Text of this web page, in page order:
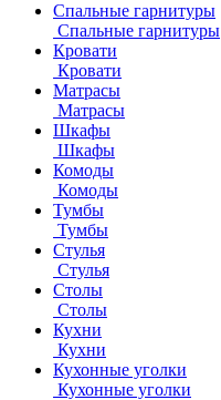
Спальные гарнитуры
Спальные гарнитуры
Кровати
Кровати
Матрасы
Матрасы
Шкафы
Шкафы
Комоды
Комоды
Тумбы
Тумбы
Стулья
Стулья
Столы
Столы
Кухни
Кухни
Кухонные уголки
Кухонные уголки